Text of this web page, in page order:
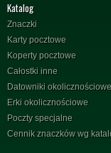
Katalog
Znaczki
Karty pocztowe
Koperty pocztowe
Całostki inne
Datowniki okolicznościowe
Erki okolicznościowe
Poczty specjalne
Cennik znaczków wg